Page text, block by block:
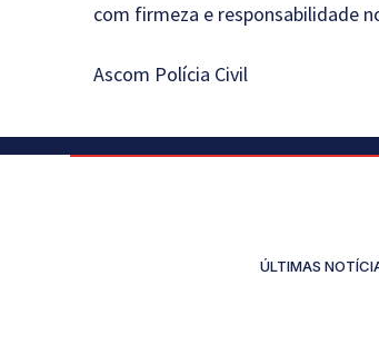
com firmeza e responsabilidade
Ascom Polícia Civil
ÚLTIMAS